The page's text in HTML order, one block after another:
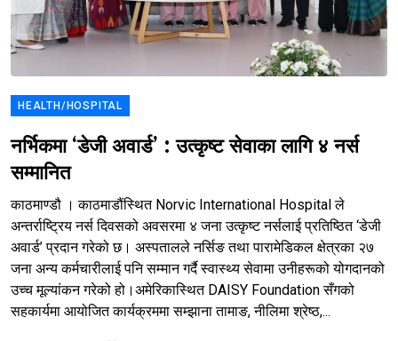
HEALTH/HOSPITAL
नर्भिकमा ‘डेजी अवार्ड’ : उत्कृष्ट सेवाका लागि ४ नर्स
सम्मानित
काठमाण्डौ । काठमाडौंस्थित Norvic International Hospital ले
अन्तर्राष्ट्रिय नर्स दिवसको अवसरमा ४ जना उत्कृष्ट नर्सलाई प्रतिष्ठित ‘डेजी
अवार्ड’ प्रदान गरेको छ। अस्पतालले नर्सिङ तथा पारामेडिकल क्षेत्रका २७
जना अन्य कर्मचारीलाई पनि सम्मान गर्दै स्वास्थ्य सेवामा उनीहरूको योगदानको
उच्च मूल्यांकन गरेको हो।अमेरिकास्थित DAISY Foundation सँगको
सहकार्यमा आयोजित कार्यक्रममा सम्झाना तामाङ, नीलिमा श्रेष्ठ,...